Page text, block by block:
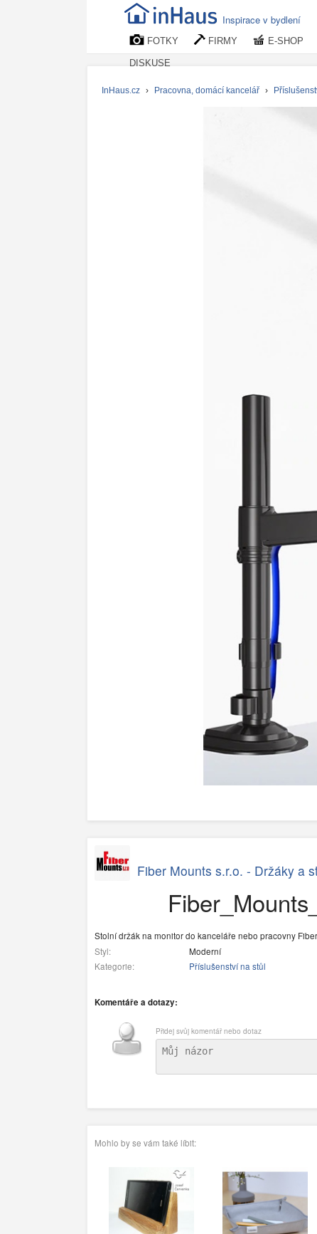
Inspirace v bydlení
FOTKY FIRMY E-SHOP
DISKUSE
InHaus.cz › Pracovna, domácí kancelář ›
Fiber Mounts s.r.o. - Držáky a
Stolní držák na monitor do kanceláře nebo pracovny
Styl:
Moderní
Kategorie:
Příslušenství na stůl
Komentáře a dotazy:
Přidej svůj komentář nebo dotaz
Mohlo by se vám také líbit: